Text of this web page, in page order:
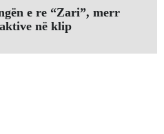
e re “Zari”, merr
në klip